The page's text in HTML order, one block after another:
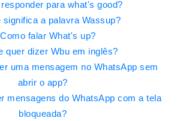
para what's good?
significa a palavra Wassup?
Como falar What's up?
quer dizer Wbu em inglês?
uma mensagem no WhatsApp sem
abrir o app?
mensagens do WhatsApp com a tela
bloqueada?